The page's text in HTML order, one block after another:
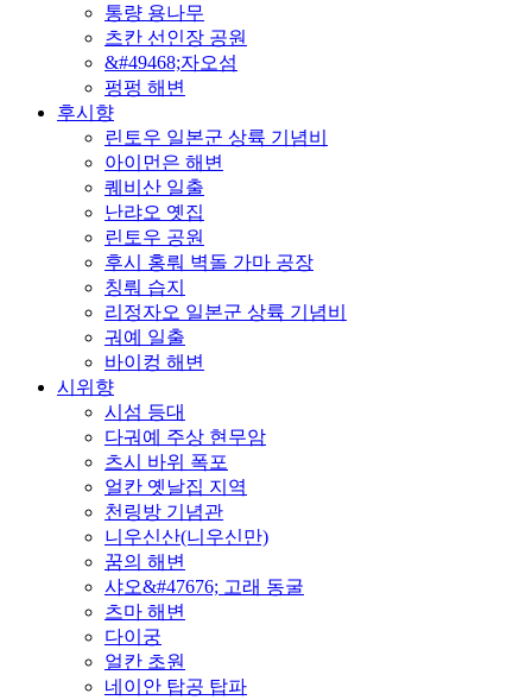
통량 용나무
츠칸 선인장 공원
&#49468;자오섬
펑펑 해변
후시향
린토우 일본군 상륙 기념비
아이먼은 해변
퀘비산 일출
난랴오 옛집
린토우 공원
후시 홍뤄 벽돌 가마 공장
칭뤄 습지
리정자오 일본군 상륙 기념비
궈예 일출
바이컹 해변
시위향
시섬 등대
다궈예 주상 현무암
츠시 바위 폭포
얼칸 옛날집 지역
천링방 기념관
니우신산(니우신만)
꿈의 해변
샤오&#47676; 고래 동굴
츠마 해변
다이궁
얼칸 초원
네이안 탑공 탑파